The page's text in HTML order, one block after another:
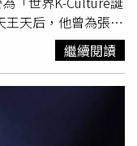
天后，他曾為張惠
德華、梅艷芳、陳奕
合作，包辦多
任《歌手》、《中國
專業評審，並致力
遠與秀琴的19歲愛
繼續閱讀